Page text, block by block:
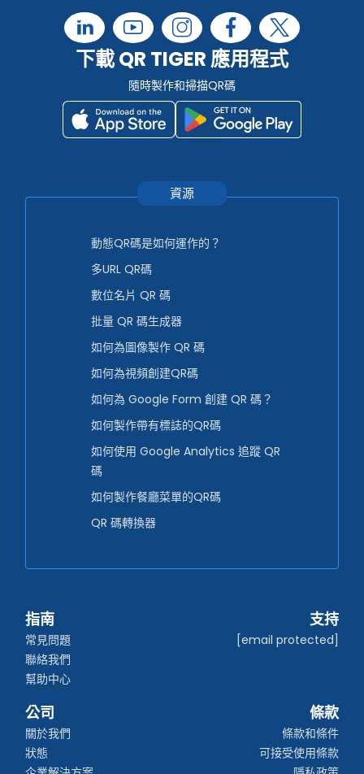
下載 QR TIGER 應用程式
隨時製作和掃描QR碼
資源
動態QR碼是如何運作的？
多URL QR碼
數位名片 QR 碼
批量 QR 碼生成器
如何為圖像製作 QR 碼
如何為視頻創建QR碼
如何為 Google Form 創建 QR 碼？
如何製作帶有標誌的QR碼
如何使用 Google Analytics 追蹤 QR
碼
如何製作餐廳菜單的QR碼
QR 碼轉換器
指南
常見問題
聯絡我們
幫助中心
支持
[email protected]
公司
關於我們
狀態
條款
條款和條件
可接受使用條款